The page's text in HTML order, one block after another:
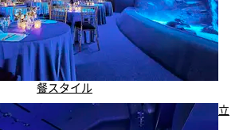
餐スタイル
立